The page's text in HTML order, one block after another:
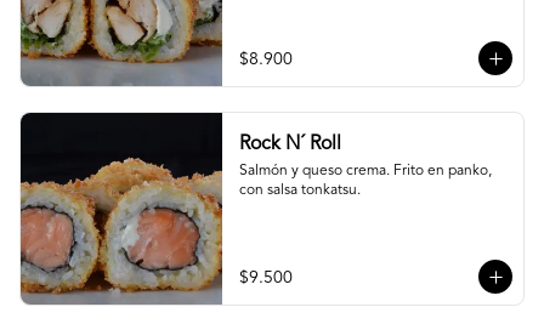
$8.900
Rock N´ Roll
Salmón y queso crema. Frito en panko,
con salsa tonkatsu.
$9.500